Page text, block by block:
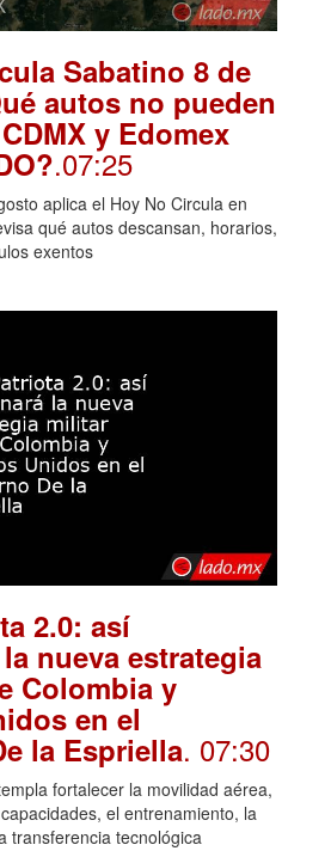
Sabatino 8 de
autos no pueden
y Edomex
.07:25
aplica el Hoy No Circula en
qué autos descansan, horarios,
exentos
2.0: así
nueva estrategia
Colombia y
en el
la Espriella. 07:30
fortalecer la movilidad aérea,
el entrenamiento, la
transferencia tecnológica